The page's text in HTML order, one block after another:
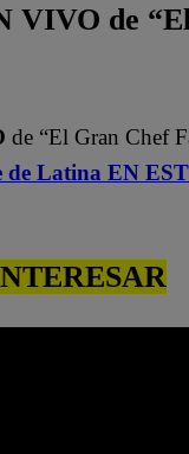
VIVO de
de “El Gran Chef
de Latina EN